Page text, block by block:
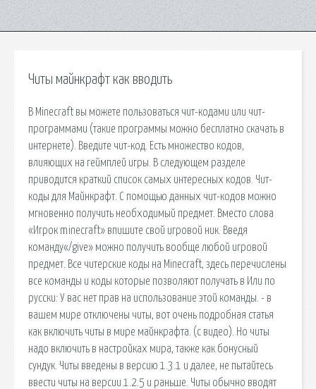
Читы майнкрафт как вводить
В Minecraft вы можете пользоваться чит-кодами или чит-
программами (такие программы можно бесплатно скачать в
интернете). Введите чит-код. Есть множество кодов,
влияющих на геймплей игры. В следующем разделе
приводится краткий список самых интересных кодов. Чит-
коды для Майнкрафт. С помощью данных чит-кодов можно
мгновенно получить необходимый предмет. Вместо слова
«Игрок minecraft» впишите свой игровой ник. Введя
команду«/give» можно получить вообще любой игровой
предмет. Все читерские коды на Minecraft, здесь перечислены
все команды и коды которые позволяют получать в Или по
русски: У вас нет прав на использование этой команды. - в
вашем мире отключены читы, вот очень подробная статья
как включить читы в мире майнкрафта. (с видео). Но читы
надо включить в настройках мира, также как бонусный
сундук. Читы введены в версию 1.3.1 и далее, не пытайтесь
ввести читы на версии 1.2.5 и раньше. Читы обычно вводят